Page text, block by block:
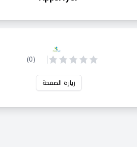
(
0
)
زيارة الصفحة